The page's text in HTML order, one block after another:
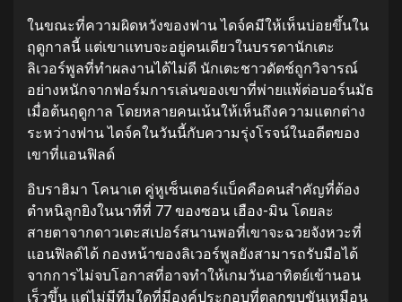
ในขณะที่ความผิดหวังของฟาน ไดจ์คมีให้เห็นบ่อยขึ้นใน
ฤดูกาลนี้ แต่เขาแทบจะอยู่คนเดียวในบรรดานักเตะ
ลิเวอร์พูลที่ทำผลงานได้ไม่ดี นักเตะชาวดัตช์ถูกวิจารณ์
อย่างหนักจากฟอร์มการเล่นของเขาที่พ่ายแพ้ต่อบอร์นมัธ
เมื่อต้นฤดูกาล โดยหลายคนเน้นให้เห็นถึงความแตกต่าง
ระหว่างฟาน ไดจ์คในวันนี้กับความรุ่งโรจน์ในอดีตของ
เขาที่แอนฟิลด์
อิบราฮิมา โคนาเต คู่หูเซ็นเตอร์แบ็คคือคนสำคัญที่ต้อง
ตำหนิลูกยิงในนาทีที่ 77 ของซอน เฮือง-มิน โดยละ
สายตาจากดาวเตะสเปอร์สนานพอที่เขาจะฉวยจังหวะที่
แอนฟิลด์ได้ กองหน้าของลิเวอร์พูลยังสามารถรับมือได้
จากการไม่จบโอกาสที่อาจทำให้เกมวันอาทิตย์เข้านอน
เร็วขึ้น แต่ไม่มีทีมใดที่มีองค์ประกอบที่ตลกขบขันเหมือน